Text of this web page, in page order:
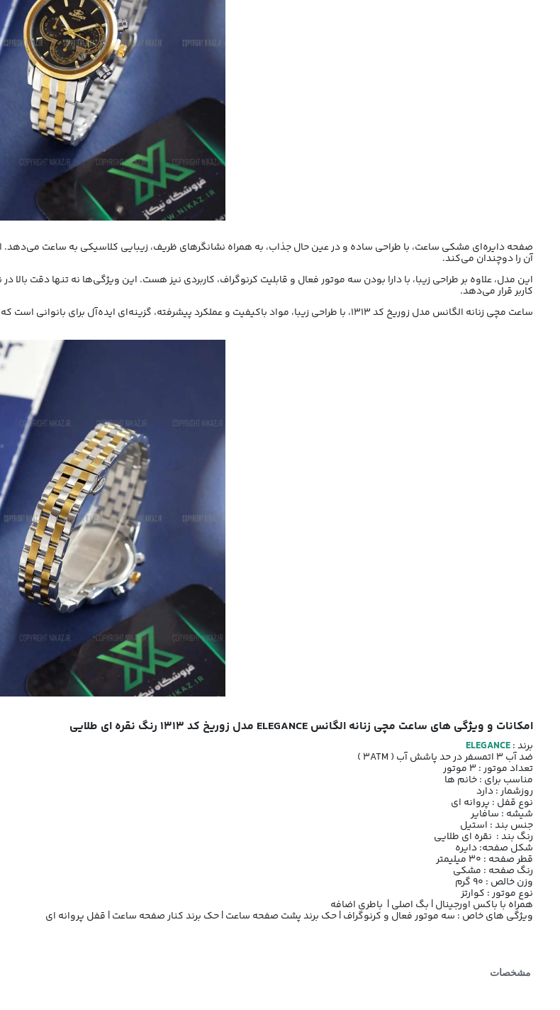
صفحه دایره‌ای مشکی ساعت، با طراحی ساده و در عین حال جذاب، به همراه نشانگرهای ظریف، زیبایی کلاسیکی به ساعت
آن را دوچندان می‌کند.
این مدل، علاوه بر طراحی زیبا، با دارا بودن سه موتور فعال و قابلیت کرنوگراف، کاربردی نیز هست. این ویژگی‌ها نه تنها دقت
کاربر قرار می‌دهد.
ساعت مچی زنانه الگانس مدل زوریخ کد 1313، با طراحی زیبا، مواد باکیفیت و عملکرد پیشرفته، گزینه‌ای ایده‌آل برای بانوانی است که به دنبال ترکیبی از ظرافت و کارایی در یک
امکانات و ویژگی های ساعت مچی زنانه الگانس ELEGANCE مدل زوریخ کد 1313 رنگ نقره ای طلایی
برند :ELEGANCE
ضد آب 3 اتمسفر در حد پاشش آب ( 3ATM )
تعداد موتور : 3 موتور
مناسب برای : خانم ها
روزشمار : دارد
نوع قفل : پروانه ای
شیشه : سافایر
جنس بند : استیل
رنگ بند : نقره ای طلایی
شکل صفحه: دایره
قطر صفحه : 30 میلیمتر
رنگ صفحه : مشکی
وزن خالص : 90 گرم
نوع موتور : کوارتز
همراه با باکس اورجینال | بگ اصلی | باطری اضافه
ویژگی های خاص : سه موتور فعال و کرنوگراف | حک برند پشت صفحه ساعت | حک برند کنار صفحه ساعت | قفل پروانه ای
مشخصات